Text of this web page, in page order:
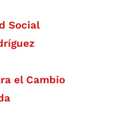
Social
el Cambio